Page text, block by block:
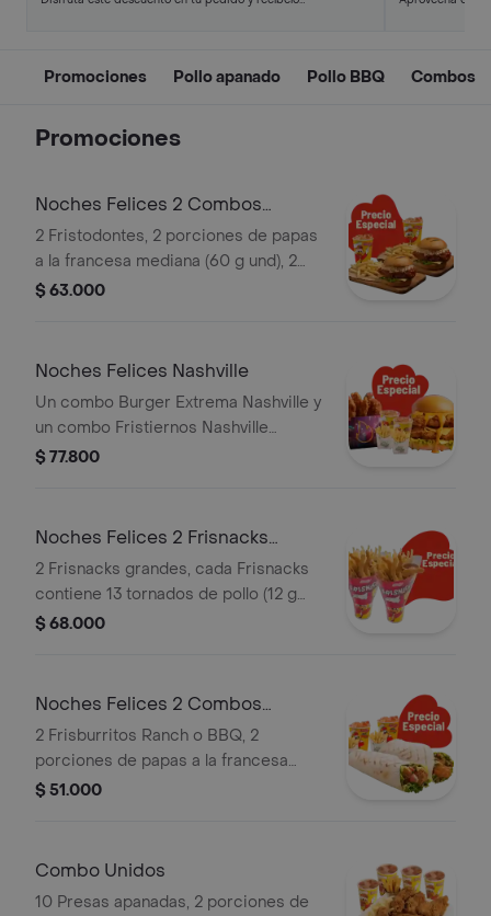
Promociones Pollo apanado Pollo BBQ Combos
Promociones
Noches Felices 2 Combos
Fristodontes
2 Fristodontes, 2 porciones de papas
a la francesa mediana (60 g und), 2
gaseosas (325 ml und). Escoge entre
$ 63.000
Noches Felices Nashville
Un combo Burger Extrema Nashville y
un combo Fristiernos Nashville
(imagen de producto corresponde a
$ 77.800
Noches Felices 2 Frisnacks
grandes en ca
2 Frisnacks grandes, cada Frisnacks
contiene 13 tornados de pollo (12 g
und), papas a la francesa grande (100
$ 68.000
Noches Felices 2 Combos
Frisburritos
2 Frisburritos Ranch o BBQ, 2
porciones de papas a la francesa
mediana (60 g und) y 2 gaseosas (325
$ 51.000
Combo Unidos
10 Presas apanadas, 2 porciones de